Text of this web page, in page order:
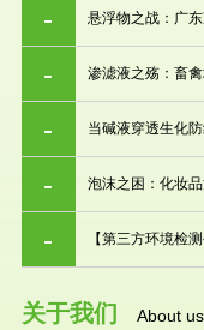
悬浮物之战：广
渗滤液之殇：畜
当碱液穿透生化
泡沫之困：化妆
【第三方环境检
关于我们 About us